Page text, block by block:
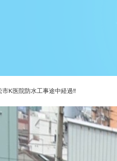
市K医院防水工事途中経過‼